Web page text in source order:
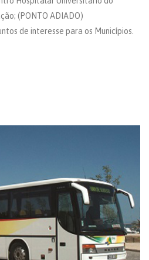
(PONTO ADIADO)
de interesse para os Municípios.